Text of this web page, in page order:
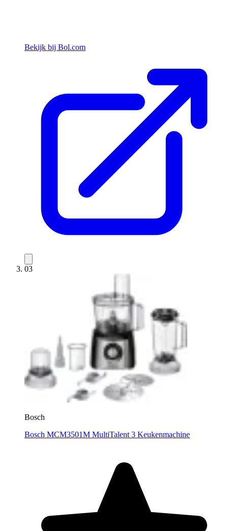
Bekijk bij Bol.com
03
Bosch
Bosch MCM3501M MultiTalent 3 Keukenmachine